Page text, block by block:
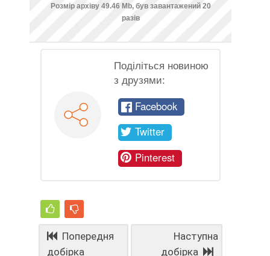
Розмір архіву 49.46 Mb, був завантажений 20
разів
Поділіться новиною
з друзями:
Facebook
Twitter
Pinterest
Попередня
добірка
Наступна
добірка